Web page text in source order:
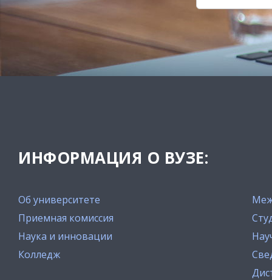
ИНФОРМАЦИЯ О ВУЗЕ:
Об университете
Приемная комиссия
Наука и инновации
Колледж